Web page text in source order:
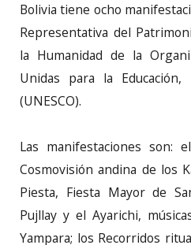
Bolivia tiene ocho
Representativa del
la Humanidad de la
Unidas para la
(UNESCO).
Las manifestaciones son:
Cosmovisión andina de los
Piesta, Fiesta Mayor de
Pujllay y el Ayarichi,
Yampara; los Recorridos